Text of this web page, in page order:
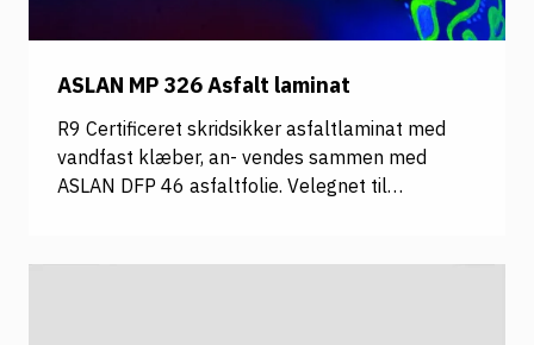
ASLAN MP 326 Asfalt laminat
R9 Certificeret skridsikker asfaltlaminat med
vandfast klæber, an- vendes sammen med
ASLAN DFP 46 asfaltfolie. Velegnet til